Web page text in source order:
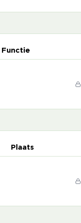
Functie
Plaats